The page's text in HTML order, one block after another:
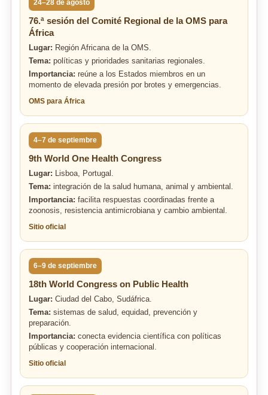
24–28 de agosto
76.ª sesión del Comité Regional de la OMS para
África
Lugar: Región Africana de la OMS.
Tema: políticas y prioridades sanitarias regionales.
Importancia: reúne a los Estados miembros en un
momento de elevada presión por brotes y emergencias.
OMS para África
4–7 de septiembre
9th World One Health Congress
Lugar: Lisboa, Portugal.
Tema: integración de la salud humana, animal y ambiental.
Importancia: facilita respuestas coordinadas frente a
zoonosis, resistencia antimicrobiana y cambio ambiental.
Sitio oficial
6–9 de septiembre
18th World Congress on Public Health
Lugar: Ciudad del Cabo, Sudáfrica.
Tema: sistemas de salud, equidad, prevención y
preparación.
Importancia: conecta evidencia científica con políticas
públicas y cooperación internacional.
Sitio oficial